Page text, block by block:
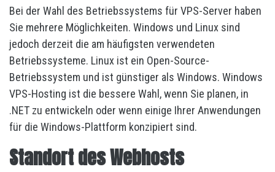
Bei der Wahl des Betriebssystems für VPS-Server haben
Sie mehrere Möglichkeiten. Windows und Linux sind
jedoch derzeit die am häufigsten verwendeten
Betriebssysteme. Linux ist ein Open-Source-
Betriebssystem und ist günstiger als Windows. Windows
VPS-Hosting ist die bessere Wahl, wenn Sie planen, in
.NET zu entwickeln oder wenn einige Ihrer Anwendungen
für die Windows-Plattform konzipiert sind.
Standort des Webhosts